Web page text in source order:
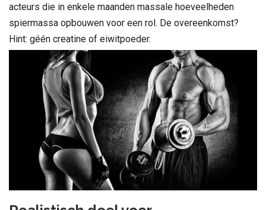
acteurs die in enkele maanden massale hoeveelheden
spiermassa opbouwen voor een rol. De overeenkomst?
Hint: géén creatine of eiwitpoeder.